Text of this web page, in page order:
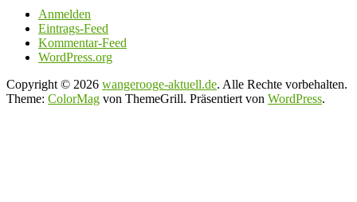
Anmelden
Eintrags-Feed
Kommentar-Feed
WordPress.org
Copyright © 2026 wangerooge-aktuell.de. Alle Rechte vorbehalten.
Theme: ColorMag von ThemeGrill. Präsentiert von WordPress.